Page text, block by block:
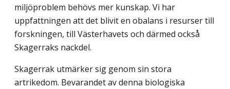
miljöproblem behövs mer kunskap. Vi har
uppfattningen att det blivit en obalans i resurser till
forskningen, till Västerhavets och därmed också
Skagerraks nackdel.
Skagerrak utmärker sig genom sin stora
artrikedom. Bevarandet av denna biologiska